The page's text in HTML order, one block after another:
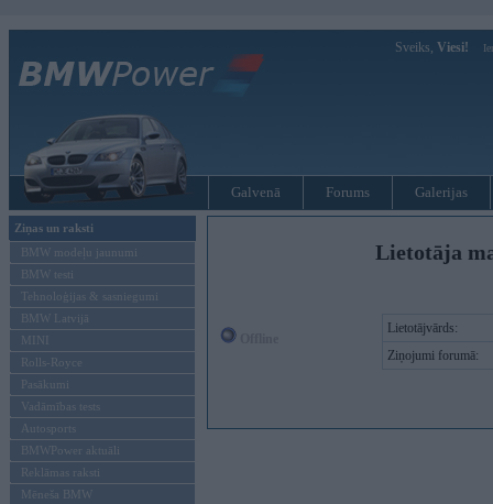
Sveiks, Viesi!
Galvenā Forums Galerijas
Ziņas un raksti
BMW modeļu jaunumi
BMW testi
Tehnoloģijas & sasniegumi
BMW Latvijā
MINI
Rolls-Royce
Pasākumi
Vadāmības tests
Autosports
BMWPower aktuāli
Reklāmas raksti
Mēneša BMW
Lietotāja
Lietotājvārds:
Ziņojumi forumā: